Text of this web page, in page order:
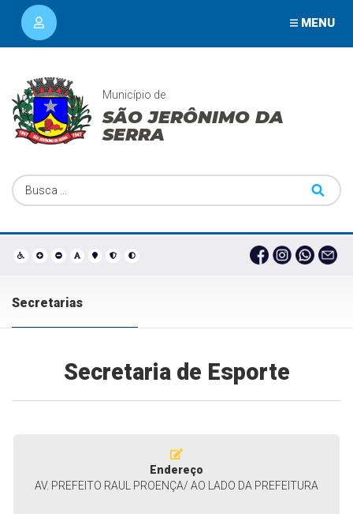
MENU
Município de
SÃO JERÔNIMO DA
SERRA
Secretarias
Secretaria de Esporte
Endereço
AV. PREFEITO RAUL PROENÇA/ AO LADO DA PREFEITURA